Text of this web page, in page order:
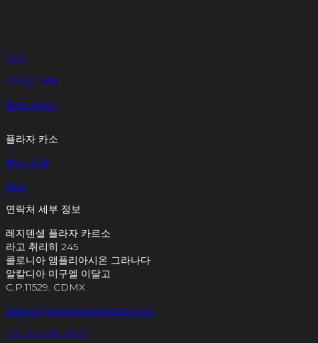
부서
아파트 판매
임대 아파트
플라자 카소
회사 소개
뉴스
연락처 세부 정보
레지덴셜 플라자 카르소
라고 취리히 245
콜로니아 앰플리아시온 그라나다
알칼디아 미구엘 이달고
C.P.11529. CDMX
saravila@rentaplazacarso.com
+52 55 2981 2839